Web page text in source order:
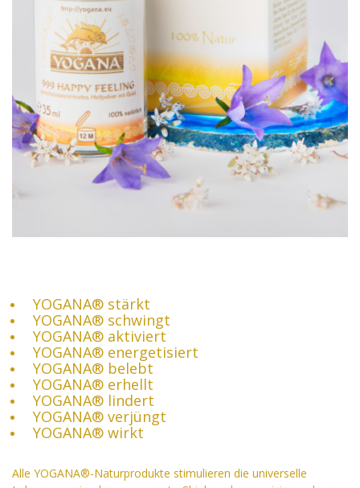
YOGANA® stärkt
YOGANA® schwingt
YOGANA® aktiviert
YOGANA® energetisiert
YOGANA® belebt
YOGANA® erhellt
YOGANA® lindert
YOGANA® verjüngt
YOGANA® wirkt
Alle YOGANA®-Naturprodukte stimulieren die universelle